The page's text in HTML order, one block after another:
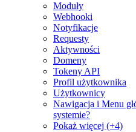
Moduły
Webhooki
Notyfikacje
Requesty
Aktywności
Domeny
Tokeny API
Profil użytkownika
Użytkownicy
Nawigacja i Menu
systemie?
Pokaż więcej (+4)